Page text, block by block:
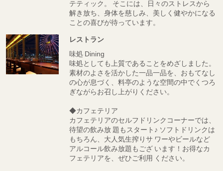
テティック。 そこには、日々のストレスから
解き放ち、身体を慈しみ、美しく健やかになる
ことの喜びが待っています。
レストラン
味処 Dining
味処としても上質であることをめざしました。
素材のよさを活かした一品一品を、おもてなし
の心が息づく、料亭のような空間の中でくつろ
ぎながらお召し上がりください。
◆カフェテリア
カフェテリアのセルフドリンクコーナーでは、
待望の飲み放 題もスタート♪ ソフトドリンクは
もちろん、大人気生搾りサ ワーやビールなど
アルコール飲み放題もござ います！お得なカ
フェテリアを、ぜひご利用 ください。